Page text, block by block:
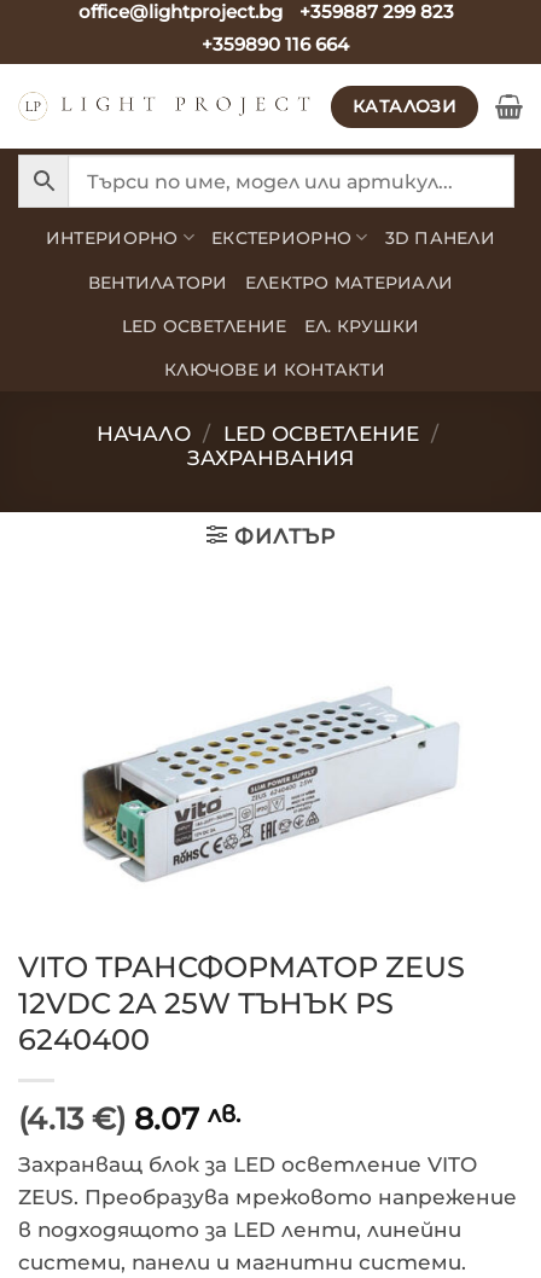
office@lightproject.bg
+359887 299 823
+359890 116 664
КАТАЛОЗИ
ИНТЕРИОРНО ЕКСТЕРИОРНО 3D ПАНЕЛИ
ВЕНТИЛАТОРИ ЕЛЕКТРО МАТЕРИАЛИ
LED ОСВЕТЛЕНИЕ ЕЛ. КРУШКИ
КЛЮЧОВЕ И КОНТАКТИ
НАЧАЛО / LED ОСВЕТЛЕНИЕ /
ЗАХРАНВАНИЯ
ФИЛТЪР
VITO ТРАНСФОРМАТОР ZEUS
12VDC 2A 25W ТЪНЪК PS
6240400
(4.13 €) 8.07 лв.
Захранващ блок за LED осветление VITO
ZEUS. Преобразува мрежовото напрежение
в подходящото за LED ленти, линейни
системи, панели и магнитни системи.